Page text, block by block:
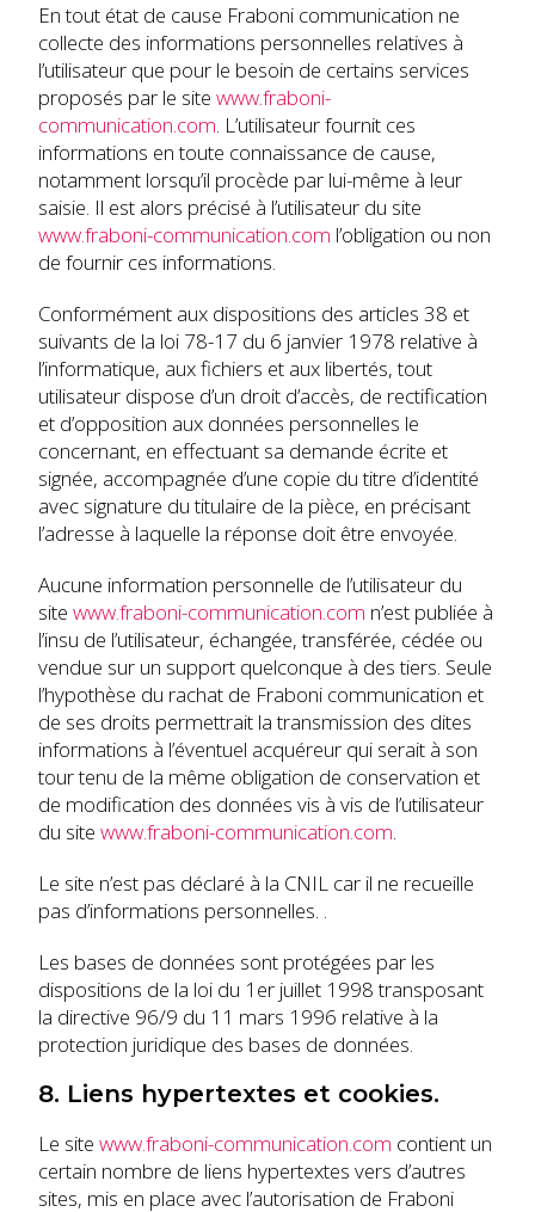
En tout état de cause Fraboni communication ne
collecte des informations personnelles relatives à
l’utilisateur que pour le besoin de certains services
proposés par le sitewww.fraboni-
communication.com. L’utilisateur fournit ces
informations en toute connaissance de cause,
notamment lorsqu’il procède par lui-même à leur
saisie. Il est alors précisé à l’utilisateur du site
www.fraboni-communication.com l’obligation ou non
de fournir ces informations.
Conformément aux dispositions des articles 38 et
suivants de la loi 78-17 du 6 janvier 1978 relative à
l’informatique, aux fichiers et aux libertés, tout
utilisateur dispose d’un droit d’accès, de rectification
et d’opposition aux données personnelles le
concernant, en effectuant sa demande écrite et
signée, accompagnée d’une copie du titre d’identité
avec signature du titulaire de la pièce, en précisant
l’adresse à laquelle la réponse doit être envoyée.
Aucune information personnelle de l’utilisateur du
sitewww.fraboni-communication.com n’est publiée à
l’insu de l’utilisateur, échangée, transférée, cédée ou
vendue sur un support quelconque à des tiers. Seule
l’hypothèse du rachat de Fraboni communication et
de ses droits permettrait la transmission des dites
informations à l’éventuel acquéreur qui serait à son
tour tenu de la même obligation de conservation et
de modification des données vis à vis de l’utilisateur
du sitewww.fraboni-communication.com.
Le site n’est pas déclaré à la CNIL car il ne recueille
pas d’informations personnelles. .
Les bases de données sont protégées par les
dispositions de la loi du 1er juillet 1998 transposant
la directive 96/9 du 11 mars 1996 relative à la
protection juridique des bases de données.
8. Liens hypertextes et cookies.
Le sitewww.fraboni-communication.com contient un
certain nombre de liens hypertextes vers d’autres
sites, mis en place avec l’autorisation de Fraboni